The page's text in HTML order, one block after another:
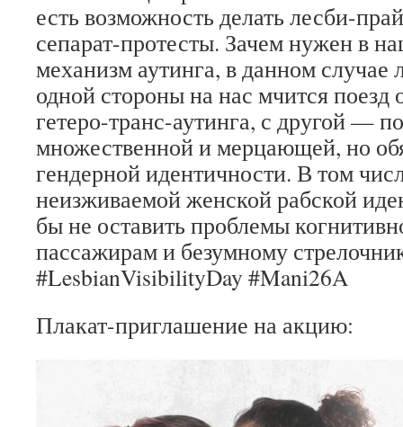
есть возможность делать лесби-
сепарат-протесты. Зачем нужен в
механизм аутинга, в данном случае
одной стороны на нас мчится поезд
гетеро-транс-аутинга, с другой —
множественной и мерцающей, но
гендерной идентичности. В том
неизживаемой женской рабской
бы не оставить проблемы
пассажирам и безумному
#LesbianVisibilityDay #Mani26A
Плакат-приглашение на акцию: